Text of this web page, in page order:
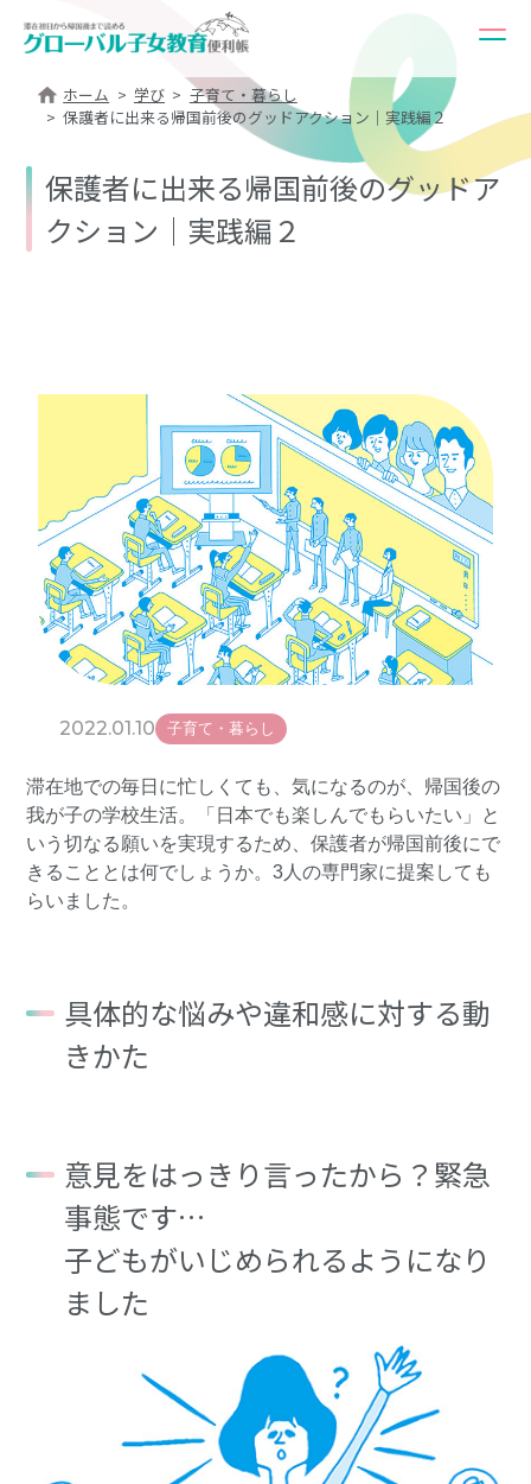
ホーム 学び
子育て・暮らし
保護者に出来る帰国前後のグッドアクション｜実践編２
保護者に出来る帰国前後のグッドア
クション｜実践編２
2022.01.10 子育て・暮らし
滞在地での毎日に忙しくても、気になるのが、帰国後の
我が子の学校生活。「日本でも楽しんでもらいたい」と
いう切なる願いを実現するため、保護者が帰国前後にで
きることとは何でしょうか。3人の専門家に提案しても
らいました。
具体的な悩みや違和感に対する動
きかた
意見をはっきり言ったから？緊急
事態です…
子どもがいじめられるようになり
ました